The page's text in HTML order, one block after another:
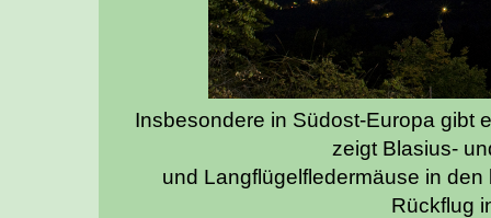
Insbesondere in Südost-Europa gibt
zeigt Blasius-
und Langflügelfledermäuse in
Rückflug